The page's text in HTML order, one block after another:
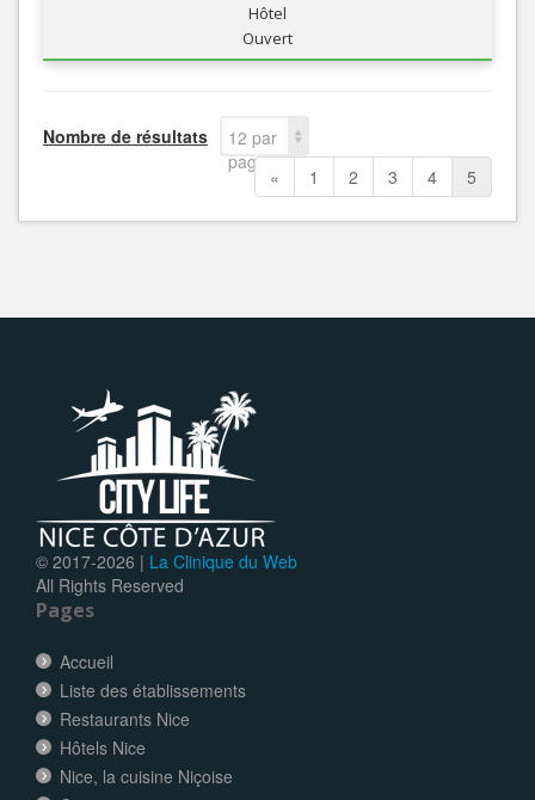
Hôtel
Ouvert
Nombre de résultats
12 par
page
« 1 2 3 4 5
© 2017-2026 | La Clinique du Web
All Rights Reserved
Pages
Accueil
Liste des établissements
Restaurants Nice
Hôtels Nice
Nice, la cuisine Niçoise